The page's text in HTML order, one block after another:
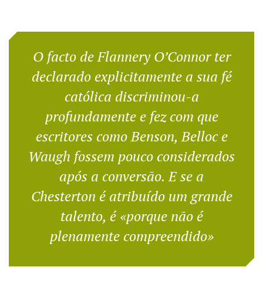
O facto de Flannery O’Connor ter
declarado explicitamente a sua fé
católica discriminou-a
profundamente e fez com que
escritores como Benson, Belloc e
Waugh fossem pouco considerados
após a conversão. E se a
Chesterton é atribuído um grande
talento, é «porque não é
plenamente compreendido»